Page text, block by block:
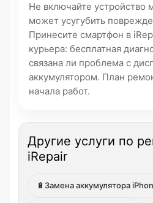
Не включайте устройство
может усугубить
Принесите смартфон в
курьера: бесплатная
связана ли проблема с
аккумулятором. План
начала работ.
Другие услуги по
iRepair
🔋 Замена аккумулятора